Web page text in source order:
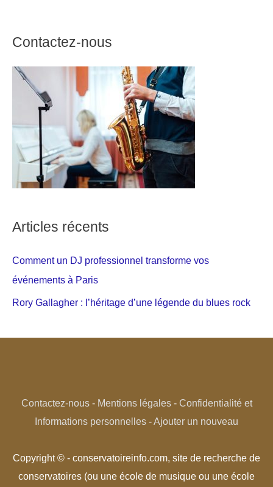
Contactez-nous
Articles récents
Comment un DJ professionnel transforme vos
événements à Paris
Rory Gallagher : l’héritage d’une légende du blues rock
Contactez-nous- Mentions légales- Confidentialité et
Informations personnelles -Ajouter un nouveau
Copyright © - conservatoireinfo.com, site de recherche de
conservatoires (ou une école de musique ou une école